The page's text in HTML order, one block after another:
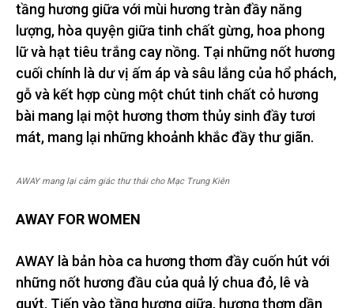
tầng hương giữa với mùi hương tràn đầy năng
lượng, hòa quyện giữa tinh chất gừng, hoa phong
lữ và hạt tiêu trắng cay nồng. Tại những nốt hương
cuối chính là dư vị ấm áp và sâu lắng của hổ phách,
gỗ và kết hợp cùng một chút tinh chất cỏ hương
bài mang lại một hương thơm thủy sinh đầy tươi
mát, mang lại những khoảnh khắc đầy thư giãn.
AWAY mang lại cảm giác thư thái cho Mạc Trung Kiên
AWAY FOR WOMEN
AWAY là bản hòa ca hương thơm đầy cuốn hút với
những nốt hương đầu của quả lý chua đỏ, lê và
quýt. Tiến vào tầng hương giữa, hương thơm dần